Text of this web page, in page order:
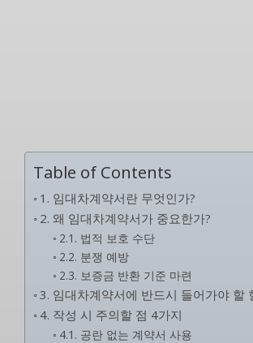
Table of Contents
1. 임대차계약서란 무엇인가?
2. 왜 임대차계약서가 중요한가?
2.1. 법적 보호 수단
2.2. 분쟁 예방
2.3. 보증금 반환 기준 마련
3. 임대차계약서에 반드시 들어가야 할
4. 작성 시 주의할 점 4가지
4.1. 공란 없는 계약서 사용